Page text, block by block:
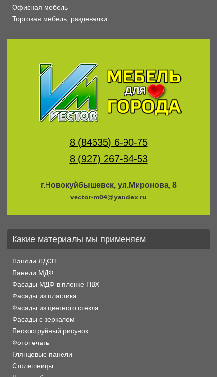
Офисная мебель
Торговая мебель, раздевалки
8 (84635) 6-90-75
8 (927) 267-84-53
г.Новокуйбышевск, ул.Миронова, 8
vector-m04@yandex.ru
Какие материалы мы применяем
Панели ЛДСП
Панели МДФ
Фасады МДФ в пленке ПВХ
Фасады из пластика
Фасады из цветного стекла
Фасады с зеркалом
Пескоструйный рисунок
Фотопечать
Глянцевые панели
Столешницы